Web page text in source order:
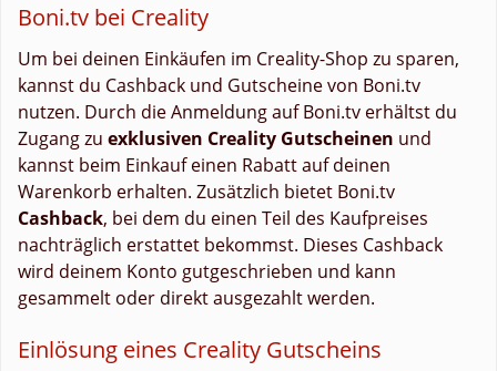
Boni.tv bei Creality
Um bei deinen Einkäufen im Creality-Shop zu sparen,
kannst du Cashback und Gutscheine von Boni.tv
nutzen. Durch die Anmeldung auf Boni.tv erhältst du
Zugang zu exklusiven Creality Gutscheinen und
kannst beim Einkauf einen Rabatt auf deinen
Warenkorb erhalten. Zusätzlich bietet Boni.tv
Cashback, bei dem du einen Teil des Kaufpreises
nachträglich erstattet bekommst. Dieses Cashback
wird deinem Konto gutgeschrieben und kann
gesammelt oder direkt ausgezahlt werden.
Einlösung eines Creality Gutscheins